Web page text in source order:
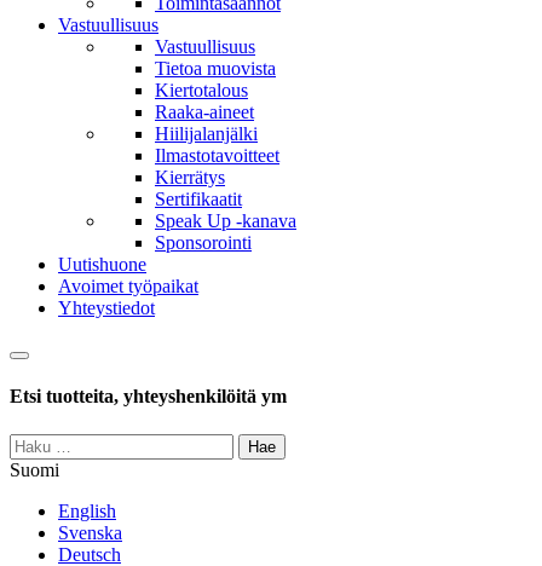
Vastuullisuus
Vastuullisuus
Tietoa muovista
Kiertotalous
Raaka-aineet
Hiilijalanjälki
Ilmastotavoitteet
Kierrätys
Sertifikaatit
Speak Up -kanava
Sponsorointi
Uutishuone
Avoimet työpaikat
Yhteystiedot
Haku
Etsi tuotteita, yhteyshenkilöitä ym
Haku:
Suomi
English
Svenska
Deutsch